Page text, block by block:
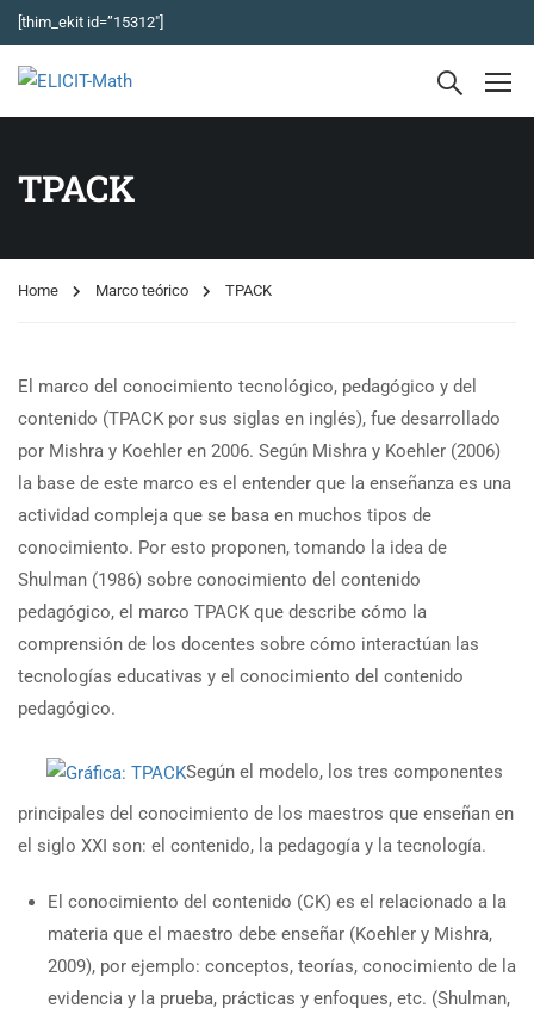
[thim_ekit id=”15312″]
TPACK
Home Marco teórico TPACK
El marco del conocimiento tecnológico, pedagógico y del
contenido (TPACK por sus siglas en inglés), fue desarrollado
por Mishra y Koehler en 2006. Según Mishra y Koehler (2006)
la base de este marco es el entender que la enseñanza es una
actividad compleja que se basa en muchos tipos de
conocimiento. Por esto proponen, tomando la idea de
Shulman (1986) sobre conocimiento del contenido
pedagógico, el marco TPACK que describe cómo la
comprensión de los docentes sobre cómo interactúan las
tecnologías educativas y el conocimiento del contenido
pedagógico.
Según el modelo, los tres componentes
principales del conocimiento de los maestros que enseñan en
el siglo XXI son: el contenido, la pedagogía y la tecnología.
El conocimiento del contenido (CK) es el relacionado a la
materia que el maestro debe enseñar (Koehler y Mishra,
2009), por ejemplo: conceptos, teorías, conocimiento de la
evidencia y la prueba, prácticas y enfoques, etc. (Shulman,